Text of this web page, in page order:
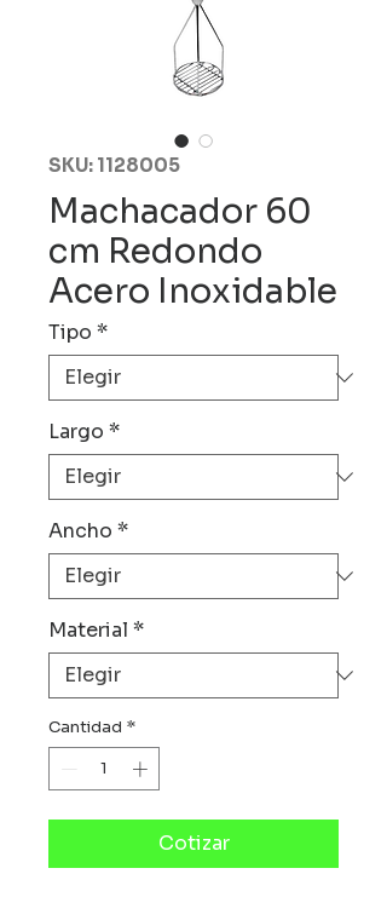
SKU: 1128005
Machacador 60
cm Redondo
Acero Inoxidable
Tipo *
Largo *
Ancho *
Material *
Cantidad *
Cotizar